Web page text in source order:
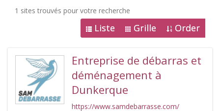
1 sites trouvés pour votre recherche
Liste Grille Order
Entreprise de débarras et
déménagement à
Dunkerque
https://www.samdebarrasse.com/